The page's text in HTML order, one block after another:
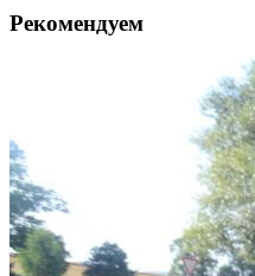
Рекомендуем